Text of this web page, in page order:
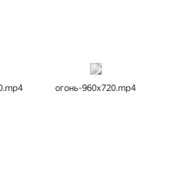
огонь-960x720.mp4